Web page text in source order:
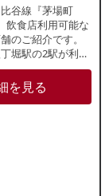
谷線『茅場町
飲食店利用可能な
のご紹介です。
堀駅の2駅が利用
はオフィスや店
件等、お気軽に
さい。
を見る